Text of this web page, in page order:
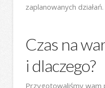
zaplanowanych działań.
Czas na
i dlaczego?
Przygotowaliśmy wam